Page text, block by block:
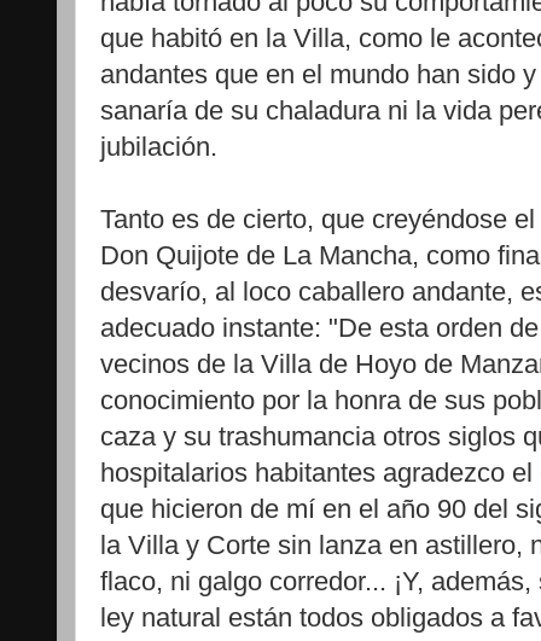
que habitó en la Villa, como le
andantes que en el mundo han sido
sanaría de su chaladura ni la vida
jubilación.
Tanto es de cierto, que creyéndose
Don Quijote de La Mancha, como
desvarío, al loco caballero andante,
adecuado instante: "De esta orden
vecinos de la Villa de Hoyo de
conocimiento por la honra de sus
caza y su trashumancia otros siglos
hospitalarios habitantes agradezco
que hicieron de mí en el año 90 del
la Villa y Corte sin lanza en astillero,
flaco, ni galgo corredor... ¡Y,
ley natural están todos obligados a